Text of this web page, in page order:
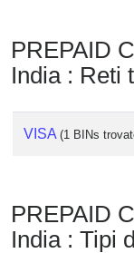
India : Reti
VISA (1 BINs
India : Tipi